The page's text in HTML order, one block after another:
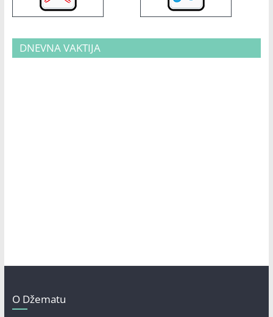
DNEVNA VAKTIJA
O Džematu